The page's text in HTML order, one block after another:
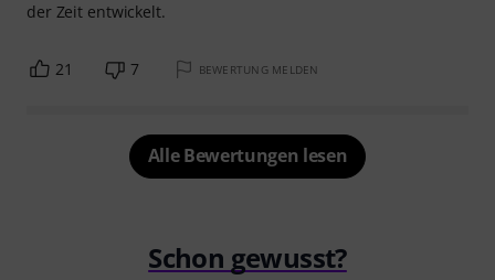
der Zeit entwickelt.
21 7 BEWERTUNG MELDEN
Alle Bewertungen lesen
Schon gewusst?